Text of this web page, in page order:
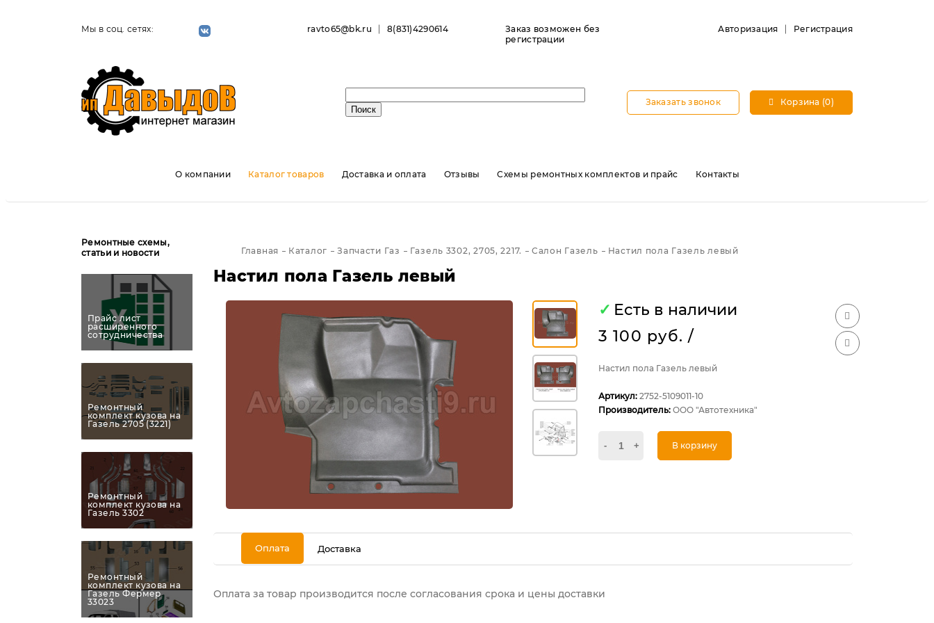
Мы в соц. сетях: ravto65@bk.ru 8(831)4290614
Заказ возможен без
регистрации
Авторизация Регистрация
Заказать звонок Корзина (0)
О компании Каталог товаров Доставка и оплата Отзывы Схемы ремонтных комплектов и прайс Контакты
Ремонтные схемы,
статьи и новости
Прайс лист
расширенного
сотрудничества
Ремонтный
комплект кузова на
Газель 2705 (3221)
Ремонтный
комплект кузова на
Газель 3302
Ремонтный
комплект кузова на
Газель Фермер
33023
Главная Каталог Запчасти Газ Газель 3302, 2705, 2217. Салон Газель Настил пола Газель левый
Настил пола Газель левый
✓ Есть в наличии
3 100 руб. /
Настил пола Газель левый
Артикул:2752-5109011-10
Производитель:ООО "Автотехника"
- + В корзину
Оплата Доставка
Оплата за товар производится после согласования срока и цены доставки